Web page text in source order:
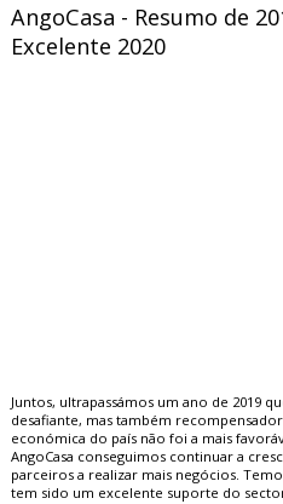
AngoCasa - Resumo de
Excelente 2020
Juntos, ultrapassámos um ano de 2019
desafiante, mas também
económica do país não foi a mais
AngoCasa conseguimos continuar a
parceiros a realizar mais negócios.
tem sido um excelente suporte do